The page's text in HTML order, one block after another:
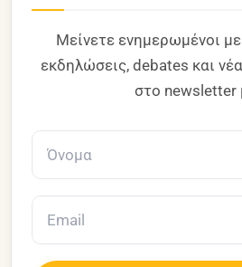
Μείνετε ενημερωμένοι με
εκδηλώσεις, debates και
στο newsletter